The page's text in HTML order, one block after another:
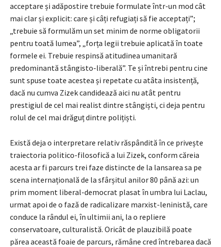
acceptare și adăpostire trebuie formulate într-un mod cât
mai clar și explicit: care și câți refugiați să fie acceptați”;
„trebuie să formulăm un set minim de norme obligatorii
pentru toată lumea”, „forța legii trebuie aplicată în toate
formele ei. Trebuie respinsă atitudinea umanitară
predominantă stângisto-liberală”. Te și întrebi pentru cine
sunt spuse toate acestea și repetate cu atâta insistență,
dacă nu cumva Zizek candidează aici nu atât pentru
prestigiul de cel mai realist dintre stângiști, ci deja pentru
rolul de cel mai drăguț dintre polițiști.
Există deja o interpretare relativ răspândită în ce privește
traiectoria politico-filosofică a lui Zizek, conform căreia
acesta ar fi parcurs trei faze distincte de la lansarea sa pe
scena internațională de la sfârșitul anilor 80 până azi: un
prim moment liberal-democrat plasat în umbra lui Laclau,
urmat apoi de o fază de radicalizare marxist-leninistă, care
conduce la rândul ei, în ultimii ani, la o repliere
conservatoare, culturalistă. Oricât de plauzibilă poate
părea această foaie de parcurs, rămâne cred întrebarea dacă